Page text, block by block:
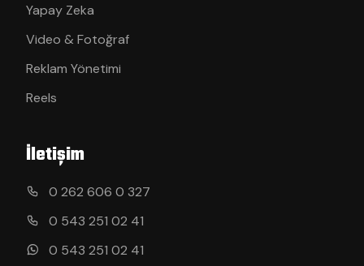
Yapay Zeka
Video & Fotoğraf
Reklam Yönetimi
Reels
İletişim
0 262 606 0 327
0 543 251 02 41
0 543 251 02 41